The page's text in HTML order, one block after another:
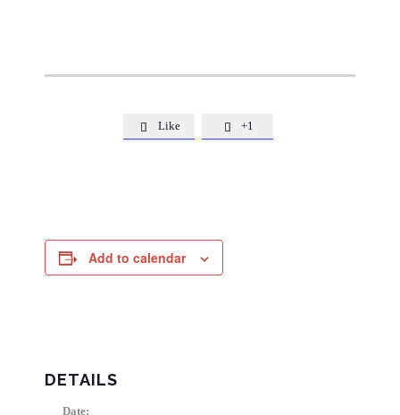
 Like  +1
Add to calendar
DETAILS
Date: